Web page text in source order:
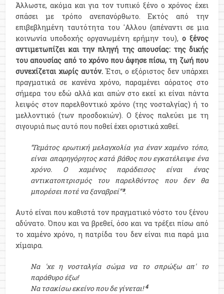
Άλλωστε, ακόμα και για τον τυπικό ξένο ο χρόνος έχει
σπάσει με τρόπο ανεπανόρθωτο. Εκτός από την
επιβεβλημένη ταυτότητα του 'Αλλου (απέναντι σε μια
κοινωνία υποδοχής οργανωμένη ερήμην του), ο ξένος
αντιμετωπίζει και την πληγή της απουσίας: της δικής
του απουσίας από το χρόνο που άφησε πίσω, τη ζωή που
συνεχίζεται χωρίς αυτόν. Έτσι, ο εξόριστος δεν υπάρχει
πραγματικά σε κανένα χρόνο, παραμένει αόρατος στο
σήμερα του εδώ αλλά και απών στο εκεί κι είναι πάντα
λειψός στον παρελθοντικό χρόνο (της νοσταλγίας) ή το
μελλοντικό (των προσδοκιών). Ο ξένος παλεύει με τη
σιγουριά πως αυτό που ποθεί έχει οριστικά χαθεί.
“Γεμάτος ερωτική μελαγχολία για έναν χαμένο τόπο,
είναι απαρηγόρητος κατά βάθος που εγκατέλειψε ένα
χρόνο. Ο χαμένος παράδεισος είναι ένας
αντικατοπτρισμός του παρελθόντος που δεν θα
μπορέσει ποτέ να ξαναβρεί”³.
Αυτό είναι που καθιστά τον πραγματικό νόστο του ξένου
αδύνατο. Όπου και να βρεθεί, όσο και να τρέξει πίσω από
το χαμένο χρόνο, η πατρίδα του δεν είναι πια παρά μια
χίμαιρα.
Nα 'χε η νοσταλγία σώμα να το σπρώξω απ' το
παράθυρο έξω!
Nα τσακίσω εκείνο που δε γίνεται!4